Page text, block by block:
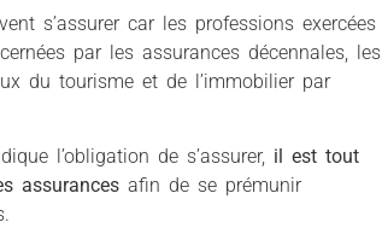
s’assurer car les professions exercées
par les assurances décennales, les
du tourisme et de l’immobilier par
l’obligation de s’assurer, il est tout
assurancesafin de se prémunir